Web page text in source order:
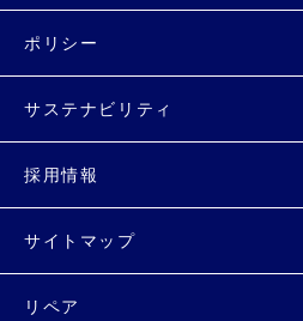
ポリシー
サステナビリティ
採用情報
サイトマップ
リペア